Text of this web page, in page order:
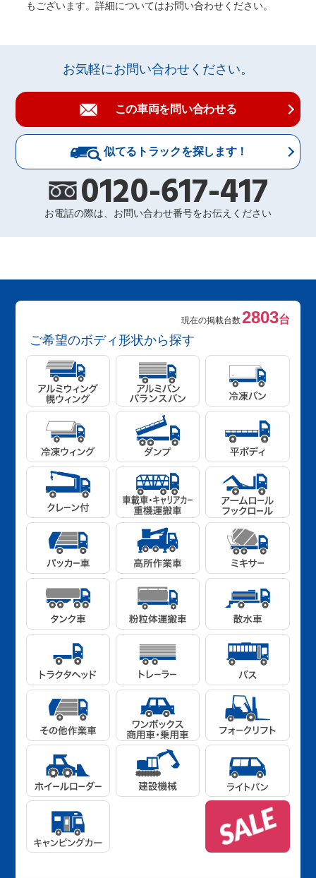
もございます。詳細についてはお問い合わせください。
お気軽にお問い合わせください。
この車両を問い合わせる
似てるトラックを探します！
0120-617-417
お電話の際は、お問い合わせ番号をお伝えください
現在の掲載台数2803台
ご希望のボディ形状から探す